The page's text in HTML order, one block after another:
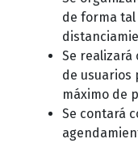
de forma
Se realizará
de usuarios
máximo de
Se contará